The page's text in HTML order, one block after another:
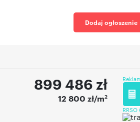
Dodaj ogłoszenie
899 486 zł
12 800 zł/m2